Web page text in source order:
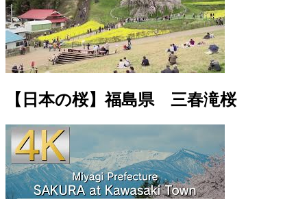
【日本の桜】福島県 三春滝桜